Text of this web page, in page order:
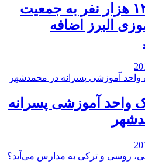
️سالانه ۱۲ هزار نفر به جمعیت
البرز اضافه
یک واحد آموزشی پسرانه